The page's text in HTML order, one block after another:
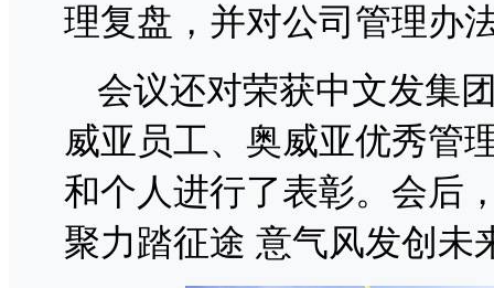
理复盘，并对公司管理办
会议还对荣获中文发集
威亚员工、奥威亚优秀管
和个人进行了表彰。会后
聚力踏征途 意气风发创未